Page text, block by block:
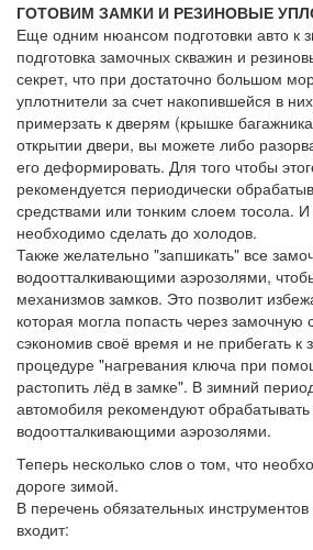
ГОТОВИМ ЗАМКИ И РЕЗИНОВЫЕ
Еще одним нюансом подготовки авто к
подготовка замочных скважин и
секрет, что при достаточно большом
уплотнители за счет накопившейся в
примерзать к дверям (крышке
открытии двери, вы можете либо
его деформировать. Для того чтобы
рекомендуется периодически
средствами или тонким слоем тосола.
необходимо сделать до холодов.
Также желательно "запшикать" все
водоотталкивающими аэрозолями,
механизмов замков. Это позволит
которая могла попасть через
сэкономив своё время и не прибегать к
процедуре "нагревания ключа при
растопить лёд в замке". В зимний
автомобиля рекомендуют обрабатывать
водоотталкивающими аэрозолями.
Теперь несколько слов о том, что
дороге зимой.
В перечень обязательных
входит: